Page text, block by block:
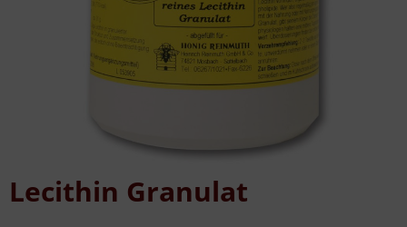
Lecithin Granulat